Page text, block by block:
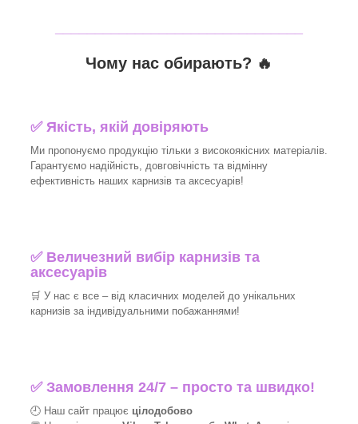
Чому нас обирають? 🔥
✅Якість, якій довіряють
Ми пропонуємо продукцію тільки з високоякісних матеріалів.
Гарантуємо надійність, довговічність та відмінну
ефективність наших карнизів та аксесуарів!​
✅ Величезний вибір карнизів та
аксесуарів
🛒 У нас є все – від класичних моделей до унікальних
карнизів за індивідуальними побажаннями!​
✅Замовлення 24/7 – просто та швидко!
🕘 Наш сайт працює цілодобово